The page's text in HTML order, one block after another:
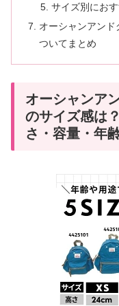
サイズ別にお
オーシャンアンド
ついてまとめ
オーシャンア
のサイズ感は
さ・容量・年